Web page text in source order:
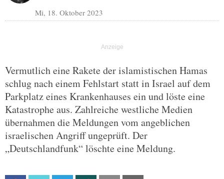
Mi, 18. Oktober 2023
Vermutlich eine Rakete der islamistischen Hamas
schlug nach einem Fehlstart statt in Israel auf dem
Parkplatz eines Krankenhauses ein und löste eine
Katastrophe aus. Zahlreiche westliche Medien
übernahmen die Meldungen vom angeblichen
israelischen Angriff ungeprüft. Der
„Deutschlandfunk“ löschte eine Meldung.